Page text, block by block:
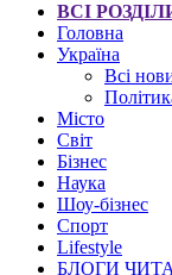
ВСІ
Головна
Україна
Всі
Місто
Світ
Бізнес
Наука
Шоу-бізнес
Спорт
Lifestyle
БЛОГИ